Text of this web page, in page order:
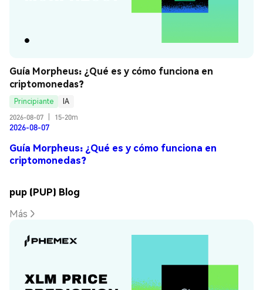
Guía Morpheus: ¿Qué es y cómo funciona en
criptomonedas?
Principiante
IA
2026-08-07
15-20m
2026-08-07
Guía Morpheus: ¿Qué es y cómo funciona en
criptomonedas?
pup (PUP) Blog
Más